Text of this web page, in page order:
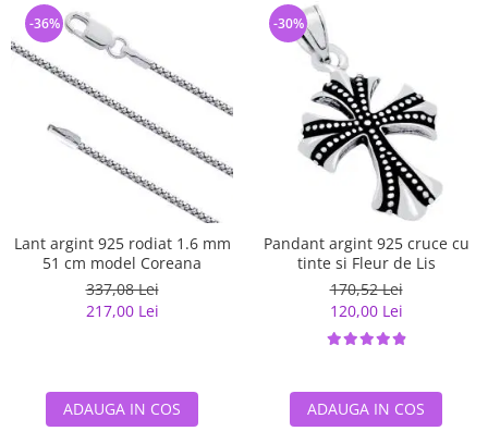
Lant argint 925 rodiat 1.6 mm
51 cm model Coreana
337,08 Lei
217,00 Lei
-36%
ADAUGA IN COS
Pandant argint 925 cruce cu
tinte si Fleur de Lis
170,52 Lei
120,00 Lei
-30%
ADAUGA IN COS